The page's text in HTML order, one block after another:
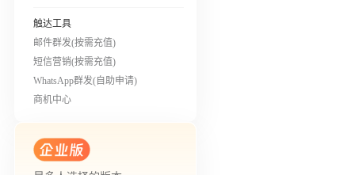
触达工具
邮件群发(按需充值)
短信营销(按需充值)
WhatsApp群发(自助申请)
商机中心